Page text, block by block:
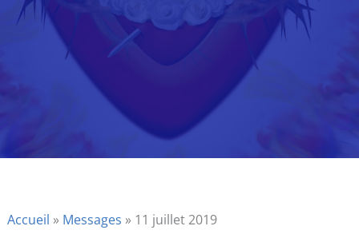
Accueil » Messages » 11 juillet 2019